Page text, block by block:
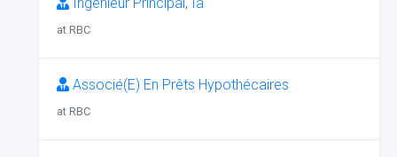
at RBC
Associé(E) En Prêts Hypothécaires
at RBC